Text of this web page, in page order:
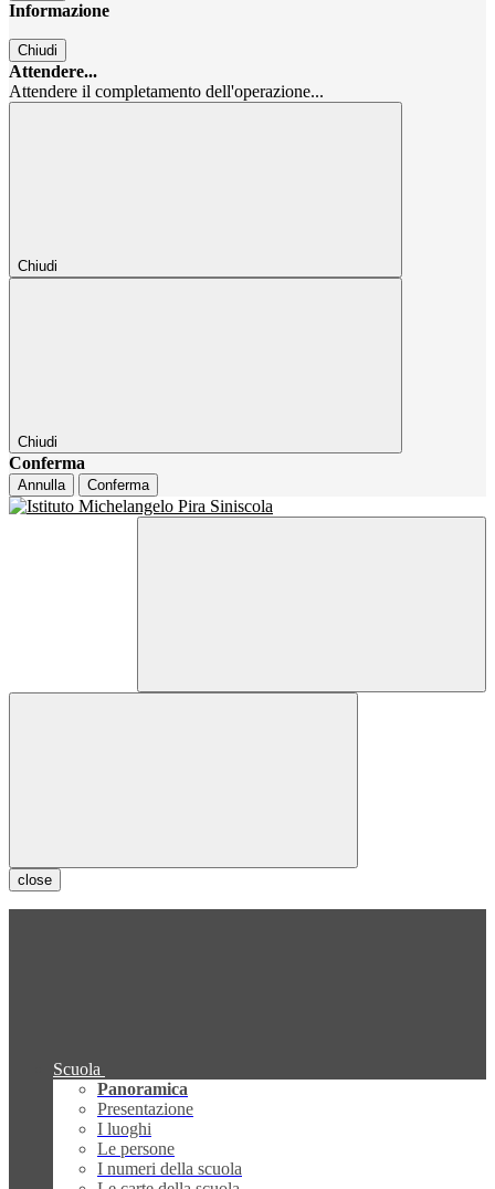
Informazione
Chiudi
Attendere...
Attendere il completamento dell'operazione...
Chiudi
Chiudi
Conferma
Annulla Conferma
close
Scuola
Panoramica
Presentazione
I luoghi
Le persone
I numeri della scuola